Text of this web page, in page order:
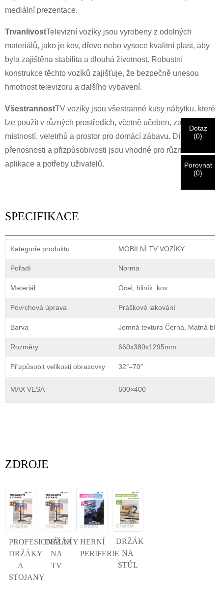
mediální prezentace.
TrvanlivostTelevizní vozíky jsou vyrobeny z odolných
materiálů, jako je kov, dřevo nebo vysoce kvalitní plast, aby
byla zajištěna stabilita a dlouhá životnost. Robustní
konstrukce těchto vozíků zajišťuje, že bezpečně unesou
hmotnost televizoru a dalšího vybavení.
VšestrannostTV vozíky jsou všestranné kusy nábytku, které
lze použít v různých prostředích, včetně učeben, zasedacích
místností, veletrhů a prostor pro domácí zábavu. Díky své
přenosnosti a přizpůsobivosti jsou vhodné pro různé
aplikace a potřeby uživatelů.
SPECIFIKACE
Kategorie produktu MOBILNÍ TV VOZÍKY
Pořadí Norma
Materiál Ocel, hliník, kov
Povrchová úprava Práškové lakování
Barva Jemná textura Černá, Matná
Rozměry 660x380x1295mm
Přizpůsobit velikosti obrazovky 32″–70″
MAX VESA 600×400
ZDROJE
PROFESIONÁLNÍ
DRŽÁKY
A
STOJANY
DRŽÁKY
NA
TV
HERNÍ
PERIFERIE
DRŽÁK
NA
STŮL
VYBERTE SI SVOU VLASTNÍ IDENTITU
Jsem
Zákazník společnosti
CHARM
Jsem
Nový návštěvník
×
OVĚŘTE SVOU IDENTITU
adresu, abyste ověřili, že jste skutečným zákazníkem
CHARM.
Zpět Předložit
Před odesláním prosím OVĚŘIT VŠE
jsouOPRAVIT.Nesprávné informace povedou k selhání
odeslání materiálů.
×
Obdrželi jsme vaši žádost a budemeOVĚŘITváš odeslán
informace pro ověřování a autorizaci. Jakmile
Po ověření totožnosti obdržíte e-mailové oznámení.
Dotaz
(0)
Porovnat
(0)